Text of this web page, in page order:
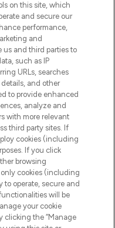
dowie się o
od niszowych i
trendach i
redakcyjne
Personal
on this site, which
and secure our
performance,
and
us and third parties to
such as IP
URLs, searches
and other
to provide enhanced
analyze and
with more relevant
third party sites. If
cookies (including
If you click
browsing
cookies (including
to operate, secure and
will be
your cookie
clicking the “Manage